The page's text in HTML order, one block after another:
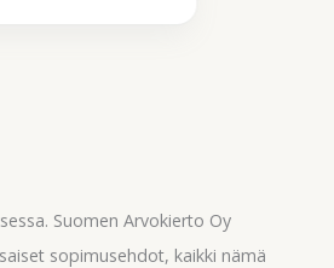
Suomen Arvokierto Oy
sopimusehdot, kaikki nämä